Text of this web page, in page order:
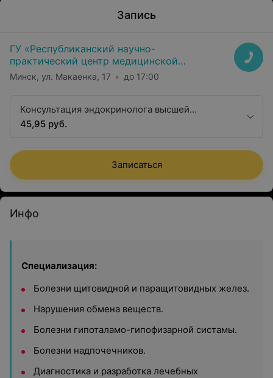
Запись
ГУ «Республиканский научно-
практический центр медицинской
экспертизы и реабилитаци»
Минск, ул. Макаенка, 17 до 17:00
Консультация эндокринолога высшей
квалификационной категории
45,95 руб.
Записаться
Инфо
Специализация:
Болезни щитовидной и паращитовидных желез.
Нарушения обмена веществ.
Болезни гипоталамо-гипофизарной систамы.
Болезни надпочечников.
Диагностика и разработка лечебных